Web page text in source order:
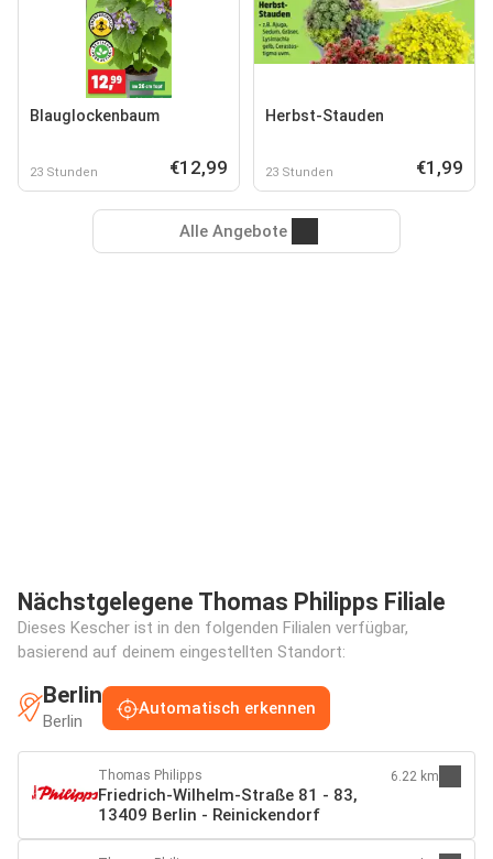
Blauglockenbaum
23 Stunden €12,99
Herbst-Stauden
23 Stunden €1,99
Alle Angebote
Nächstgelegene Thomas Philipps Filiale
Dieses Kescher ist in den folgenden Filialen verfügbar,
basierend auf deinem eingestellten Standort:
Berlin
Berlin
Automatisch erkennen
Thomas Philipps
Friedrich-Wilhelm-Straße 81 - 83,
13409 Berlin - Reinickendorf
6.22 km